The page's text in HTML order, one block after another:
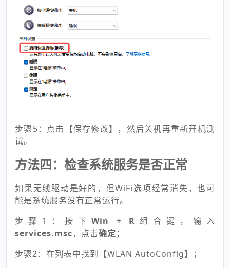
步骤5：点击【保存修改】，然后关机再重新开机测
试。
方法四：检查系统服务是否正常
如果无线驱动是好的，但WiFi选项经常消失，也可
能是系统服务没有正常运行。
步骤1：按下Win + R 组合键，输入
services.msc，点击确定；
步骤2：在列表中找到【WLAN AutoConfig】；